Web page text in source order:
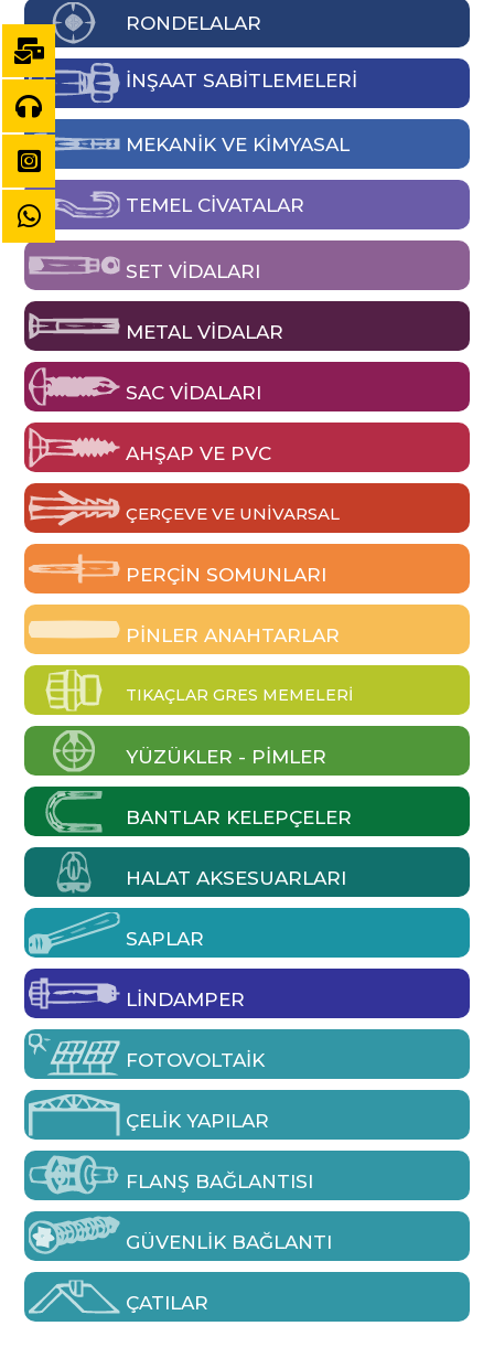
RONDELALAR
İNŞAAT SABİTLEMELERİ
MEKANIK VE KIMYASAL
TEMEL CIVATALAR
SET VIDALARI
METAL VIDALAR
SAC VIDALARI
AHŞAP VE PVC
ÇERÇEVE VE UNIVARSAL
PERÇIN SOMUNLARI
PINLER ANAHTARLAR
TIKAÇLAR GRES MEMELERI
YÜZÜKLER - PIMLER
BANTLAR KELEPÇELER
HALAT AKSESUARLARI
SAPLAR
LINDAMPER
FOTOVOLTAIK
ÇELIK YAPILAR
FLANŞ BAĞLANTISI
GÜVENLIK BAĞLANTI
ÇATILAR